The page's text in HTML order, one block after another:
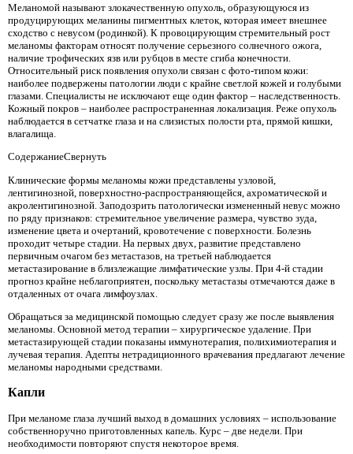
Меланомой называют злокачественную опухоль, образующуюся из
продуцирующих меланины пигментных клеток, которая имеет внешнее
сходство с невусом (родинкой). К провоцирующим стремительный рост
меланомы факторам относят получение серьезного солнечного ожога,
наличие трофических язв или рубцов в месте сгиба конечности.
Относительный риск появления опухоли связан с фото-типом кожи:
наиболее подвержены патологии люди с крайне светлой кожей и голубыми
глазами. Специалисты не исключают еще один фактор – наследственность.
Кожный покров – наиболее распространенная локализация. Реже опухоль
наблюдается в сетчатке глаза и на слизистых полости рта, прямой кишки,
влагалища.
СодержаниеСвернуть
Клинические формы меланомы кожи представлены узловой,
лентигинозной, поверхностно-распространяющейся, ахроматической и
акролентигинозной. Заподозрить патологически измененный невус можно
по ряду признаков: стремительное увеличение размера, чувство зуда,
изменение цвета и очертаний, кровотечение с поверхности. Болезнь
проходит четыре стадии. На первых двух, развитие представлено
первичным очагом без метастазов, на третьей наблюдается
метастазирование в близлежащие лимфатические узлы. При 4-й стадии
прогноз крайне неблагоприятен, поскольку метастазы отмечаются даже в
отдаленных от очага лимфоузлах.
Обращаться за медицинской помощью следует сразу же после выявления
меланомы. Основной метод терапии – хирургическое удаление. При
метастазирующей стадии показаны иммунотерапия, полихимиотерапия и
лучевая терапия. Адепты нетрадиционного врачевания предлагают лечение
меланомы народными средствами.
Капли
При меланоме глаза лучший выход в домашних условиях – использование
собственноручно приготовленных капель. Курс – две недели. При
необходимости повторяют спустя некоторое время.